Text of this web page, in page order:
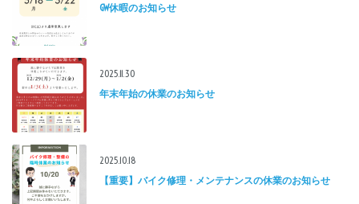
GW休暇のお知らせ
2025.11.30
年末年始の休業のお知らせ
2025.10.18
【重要】バイク修理・メンテナンスの休業のお知らせ